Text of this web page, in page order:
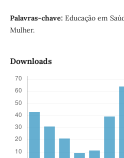
Palavras-chave: Educação em
Mulher.
Downloads